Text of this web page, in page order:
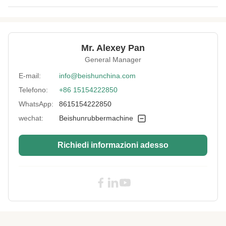
Control Type: Tipo manuale o controllo automatico PLC
380 V
Safety Device: Cortina di sicurezza
Maximum Product 2500X2000mm
Structure: Tipo di telaio
Plunger Material: Ghisa raffreddato
Usage:
fabbricazione di gomma per molla d'aria e
provvedimento
Temperature
0-400℃
Mr. Alexey Pan
General Manager
E-mail:
info@beishunchina.com
Telefono:
+86 15154222850
WhatsApp:
8615154222850
wechat:
Beishunrubbermachine
Richiedi informazioni adesso